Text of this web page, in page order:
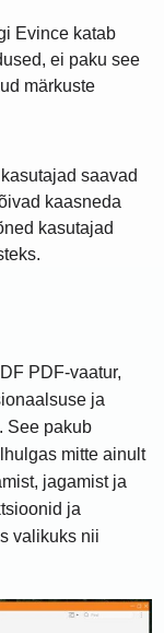
Evince katab
ei paku see
märkuste
saavad
kaasneda
kasutajad
PDF-vaatur,
ja
See pakub
mitte ainult
jagamist ja
ja
valikuks nii